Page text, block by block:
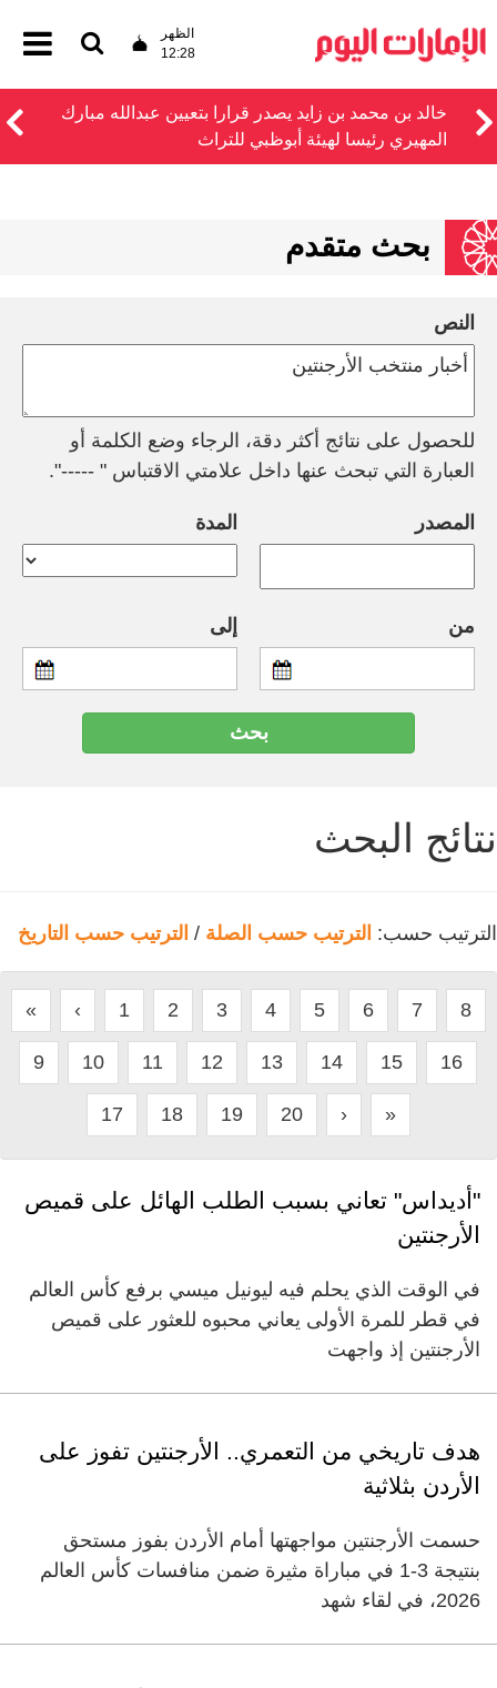
الظهر
12:28
خالد بن محمد بن زايد يصدر قرارا بتعيين عبدالله مبارك
المهيري رئيسا لهيئة أبوظبي للتراث
بحث متقدم
النص
للحصول على نتائج أكثر دقة، الرجاء وضع الكلمة أو
العبارة التي تبحث عنها داخل علامتي الاقتباس " -----".
المصدر المدة
من إلى
نتائج البحث
الترتيب حسب: الترتيب حسب الصلة / الترتيب حسب التاريخ
« ‹ 1 2 3 4 5 6 7 8
9 10 11 12 13 14 15 16
17 18 19 20 › »
"أديداس" تعاني بسبب الطلب الهائل على قميص
الأرجنتين
في الوقت الذي يحلم فيه ليونيل ميسي برفع كأس العالم
في قطر للمرة الأولى يعاني محبوه للعثور على قميص
الأرجنتين إذ واجهت
هدف تاريخي من التعمري.. الأرجنتين تفوز على
الأردن بثلاثية
حسمت الأرجنتين مواجهتها أمام الأردن بفوز مستحق
بنتيجة 3-1 في مباراة مثيرة ضمن منافسات كأس العالم
2026، في لقاء شهد